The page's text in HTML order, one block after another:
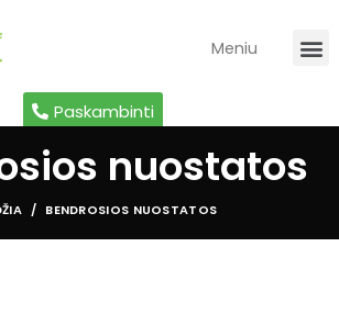
Meniu
Paskambinti
nuostatos
BENDROSIOS NUOSTATOS